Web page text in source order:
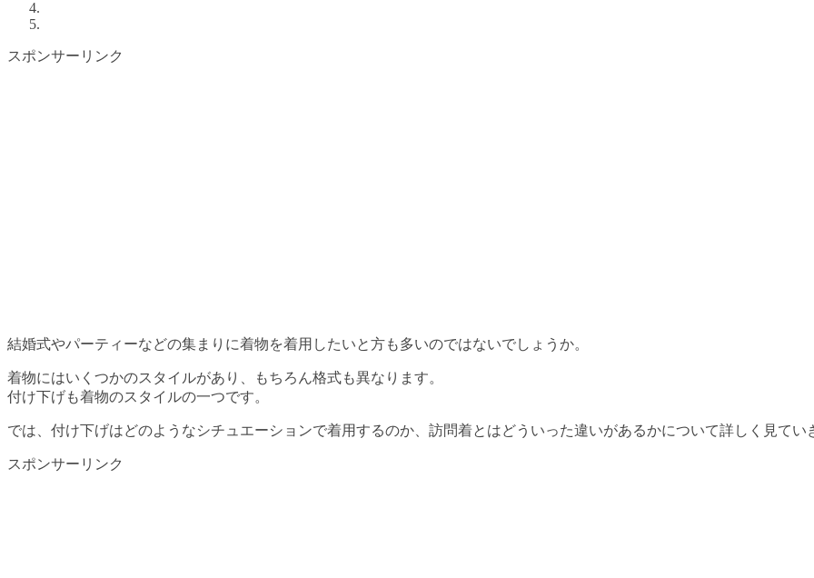
スポンサーリンク
結婚式やパーティーなどの集まりに着物を着用したいと方も多いのではないでしょうか。
着物にはいくつかのスタイルがあり、もちろん格式も異なります。
付け下げも着物のスタイルの一つです。
では、付け下げはどのようなシチュエーションで着用するのか、訪問着とはどういった違いがあるかについて詳しく見てい
スポンサーリンク